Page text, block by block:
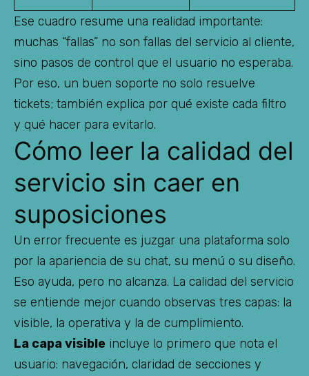
Ese cuadro resume una realidad importante:
muchas “fallas” no son fallas del servicio al cliente,
sino pasos de control que el usuario no esperaba.
Por eso, un buen soporte no solo resuelve
tickets; también explica por qué existe cada filtro
y qué hacer para evitarlo.
Cómo leer la calidad del
servicio sin caer en
suposiciones
Un error frecuente es juzgar una plataforma solo
por la apariencia de su chat, su menú o su diseño.
Eso ayuda, pero no alcanza. La calidad del servicio
se entiende mejor cuando observas tres capas: la
visible, la operativa y la de cumplimiento.
La capa visible incluye lo primero que nota el
usuario: navegación, claridad de secciones y